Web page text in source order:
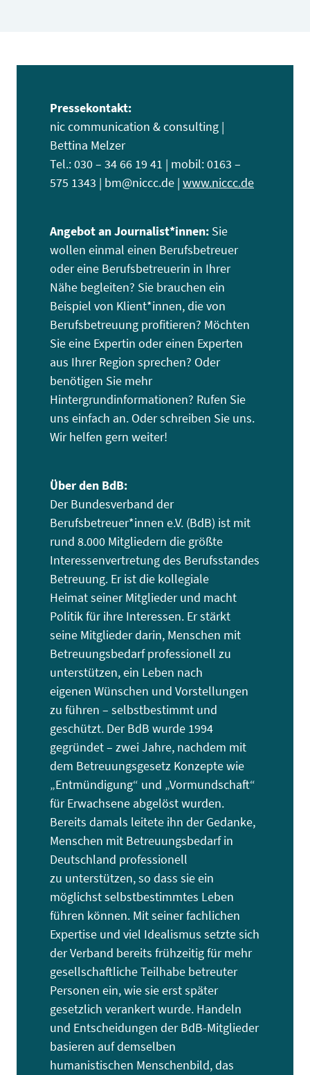
Pressekontakt:
nic communication & consulting |
Bettina Melzer
Tel.: 030 – 34 66 19 41 | mobil: 0163 –
575 1343 | bm@niccc.de | www.niccc.de
Angebot an Journalist*innen: Sie
wollen einmal einen Berufsbetreuer
oder eine Berufsbetreuerin in Ihrer
Nähe begleiten? Sie brauchen ein
Beispiel von Klient*innen, die von
Berufsbetreuung profitieren? Möchten
Sie eine Expertin oder einen Experten
aus Ihrer Region sprechen? Oder
benötigen Sie mehr
Hintergrundinformationen? Rufen Sie
uns einfach an. Oder schreiben Sie uns.
Wir helfen gern weiter!
Über den BdB:
Der Bundesverband der
Berufsbetreuer*innen e.V. (BdB) ist mit
rund 8.000 Mitgliedern die größte
Interessenvertretung des Berufsstandes
Betreuung. Er ist die kollegiale
Heimat seiner Mitglieder und macht
Politik für ihre Interessen. Er stärkt
seine Mitglieder darin, Menschen mit
Betreuungsbedarf professionell zu
unterstützen, ein Leben nach
eigenen Wünschen und Vorstellungen
zu führen – selbstbestimmt und
geschützt. Der BdB wurde 1994
gegründet – zwei Jahre, nachdem mit
dem Betreuungsgesetz Konzepte wie
„Entmündigung“ und „Vormundschaft“
für Erwachsene abgelöst wurden.
Bereits damals leitete ihn der Gedanke,
Menschen mit Betreuungsbedarf in
Deutschland professionell
zu unterstützen, so dass sie ein
möglichst selbstbestimmtes Leben
führen können. Mit seiner fachlichen
Expertise und viel Idealismus setzte sich
der Verband bereits frühzeitig für mehr
gesellschaftliche Teilhabe betreuter
Personen ein, wie sie erst später
gesetzlich verankert wurde. Handeln
und Entscheidungen der BdB-Mitglieder
basieren auf demselben
humanistischen Menschenbild, das